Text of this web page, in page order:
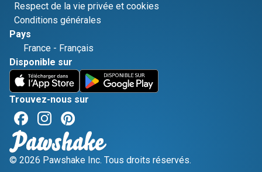
Respect de la vie privée et cookies
Conditions générales
Pays
France - Français
Disponible sur
Trouvez-nous sur
© 2026 Pawshake Inc. Tous droits réservés.